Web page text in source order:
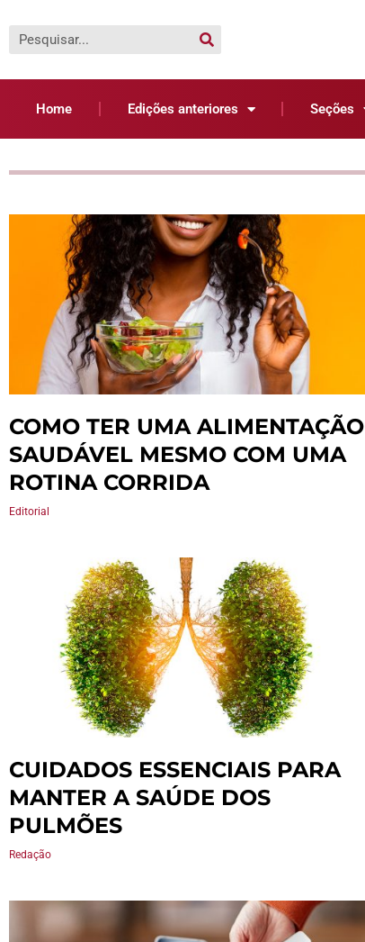
Home Edições anteriores Seções
COMO TER UMA ALIMENTAÇÃO
SAUDÁVEL MESMO COM UMA
ROTINA CORRIDA
Editorial
CUIDADOS ESSENCIAIS PARA
MANTER A SAÚDE DOS
PULMÕES
Redação